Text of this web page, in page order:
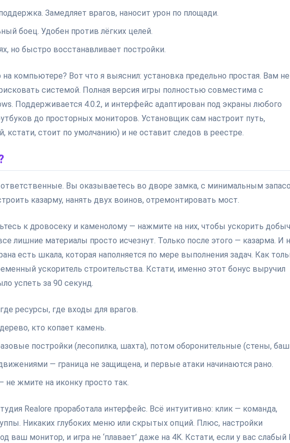
Замедляет врагов, наносит урон по площади.
боец. Удобен против лёгких целей.
но быстро восстанавливает постройки.
на компьютере? Вот что я выяснил: установка предельно простая. Вам не
системой. Полная версия игры полностью совместима с
Поддерживается 4.0.2, и интерфейс адаптирован под экраны любого
до просторных мониторов. Установщик сам настроит путь,
кстати, стоит по умолчанию) и не оставит следов в реестре.
Вы оказываетесь во дворе замка, с минимальным
казарму, нанять двух воинов, отремонтировать мост.
к дровосеку и каменолому — нажмите на них, чтобы ускорить
лишние материалы просто исчезнут. Только после этого — казарма. И
есть шкала, которая наполняется по мере выполнения задач. Как
ускоритель строительства. Кстати, именно этот бонус выручил
успеть за 90 секунд.
ресурсы, где входы для врагов.
кто копает камень.
постройки (лесопилка, шахта), потом оборонительные (стены,
— граница не защищена, и первые атаки начинаются рано.
не жмите на иконку просто так.
Realore проработала интерфейс. Всё интуитивно: клик — команда,
Никаких глубоких меню или скрытых опций. Плюс, настройки
ваш монитор, и игра не ‘плавает’ даже на 4K. Кстати, если у вас слабый